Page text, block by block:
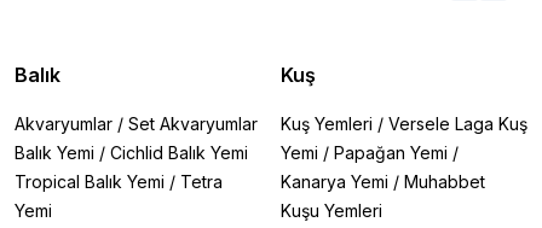
Balık
Akvaryumlar / Set Akvaryumlar
Balık Yemi / Cichlid Balık Yemi
Tropical Balık Yemi / Tetra
Yemi
Kuş
Kuş Yemleri / Versele Laga Kuş
Yemi / Papağan Yemi /
Kanarya Yemi / Muhabbet
Kuşu Yemleri